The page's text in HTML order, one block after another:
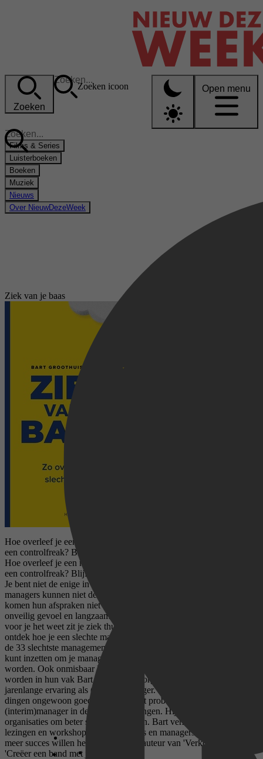
Zoeken
Zoeken icoon Open menu
Films & Series
Luisterboeken
Boeken
Muziek
Nieuws
Over NieuwDezeWeek
Ziek van je baas
Hoe overleef je een manager die zich gedraagt als een dictator of
een controlfreak? Blijf niet langer slachtoffer, maar pak zelf de regie.
Hoe overleef je een manager die zich gedraagt als een dictator of
een controlfreak? Blijf niet langer slachtoffer, maar pak zelf de regie.
Je bent niet de enige in Nederland die ziek wordt van zijn baas. Veel
managers kunnen niet delegeren, zijn wantrouwig, wispelturig of
komen hun afspraken niet na. Dit maakt je onzeker, geeft je een
onveilig gevoel en langzaam maar zeker raak je gedemotiveerd. En
voor je het weet zit je ziek thuis. Opgebrand. Kom in actie en
ontdek hoe je een slechte manager kunt overleven. Lees alles over
de 33 slechtste managementeigenschappen en de strategieën die je
kunt inzetten om je manager te helpen een betere leidinggevende te
worden. Ook onmisbaar leesvoer voor managers die beter willen
worden in hun vak Bart Groothuis is organisatieadviseur en heeft
jarenlange ervaring als (interim)manager. Zijn devies is om gewone
dingen ongewoon goed te doen en dat probeert hij ook als
(interim)manager in de praktijk te brengen. Hij helpt mensen in
organisaties om beter samen te werken. Bart verzorgt regelmatig
lezingen en workshops voor adviseurs en managers die zakelijk
meer succes willen hebben. Hij is de auteur van 'Verkoop jezelf' en
'Creëer een band met je klant'.